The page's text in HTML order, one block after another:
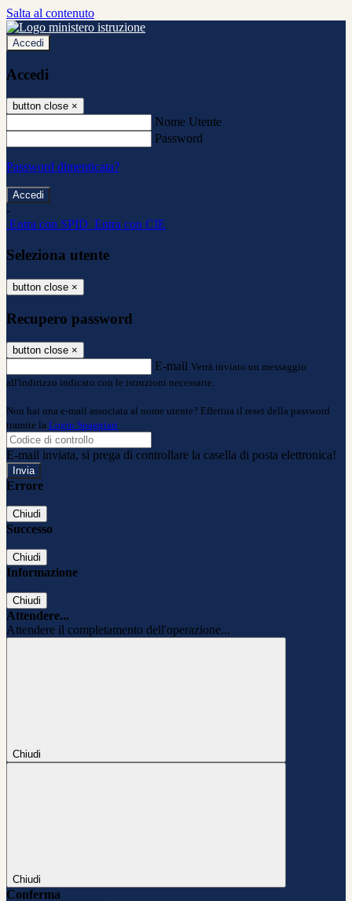
Salta al contenuto
Accedi
Accedi
button close ×
Nome Utente
Password
Password dimenticata?
-
Entra con SPID Entra con CIE
Seleziona utente
button close ×
Recupero password
button close ×
E-mail Verrà inviato un messaggio
all'indirizzo indicato con le istruzioni necessarie.
Non hai una e-mail associata al nome utente? Effettua il reset della password
tramite la Login Spaggiari
E-mail inviata, si prega di controllare la casella di posta elettronica!
Errore
Chiudi
Successo
Chiudi
Informazione
Chiudi
Attendere...
Attendere il completamento dell'operazione...
Chiudi
Chiudi
Conferma